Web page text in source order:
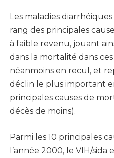
Les maladies
rang des principales
à faible revenu, jouant
dans la mortalité dans ces
néanmoins en recul, et
déclin le plus important
principales causes de
décès de moins).
Parmi les 10 principales
l’année 2000, le VIH/